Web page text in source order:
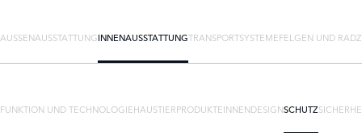
AUSSENAUSSTATTUNG INNENAUSSTATTUNGTRANSPORTSYSTEMEFELGEN UND
FUNKTION UND TECHNOLOGIEHAUSTIERPRODUKTEINNENDESIGNSCHUTZ